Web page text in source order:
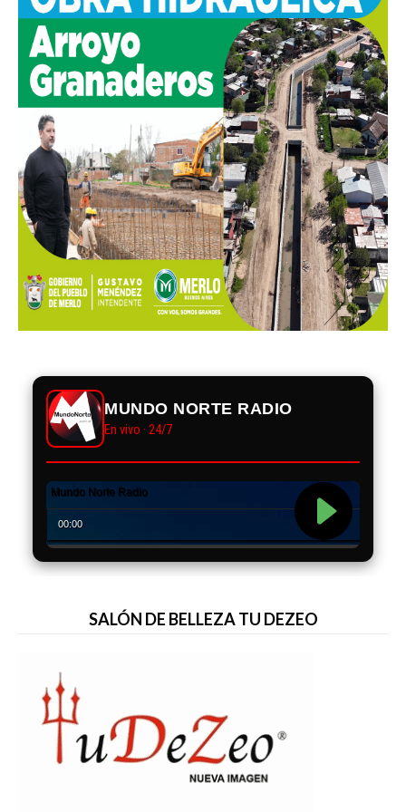
MUNDO NORTE RADIO
En vivo · 24/7
SALÓN DE BELLEZA TU DEZEO